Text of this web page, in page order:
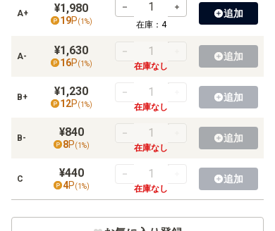
【BT-08】ニューヒーロー
【BT-07】ネクストアドベンチャー
【BT-05】バトルオブオメガ
【BT-04】グレイトレジェンド
【BT-02】ULTIMATE POWER
【BT-01】NEW EVOLUTION
A+ ¥1,980
19P(1%) 在庫： 4
追加
A- ¥1,630
16P(1 %) 在庫なし
追加
B+ ¥1,230
12P(1%) 在庫なし
追加
B- ¥840
8P(1 %) 在庫なし
追加
C ¥440
4P(1%) 在庫なし
追加